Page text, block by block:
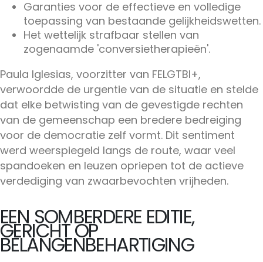
Garanties voor de effectieve en volledige
toepassing van bestaande gelijkheidswetten.
Het wettelijk strafbaar stellen van
zogenaamde 'conversietherapieën'.
Paula Iglesias, voorzitter van FELGTBI+,
verwoordde de urgentie van de situatie en stelde
dat elke betwisting van de gevestigde rechten
van de gemeenschap een bredere bedreiging
voor de democratie zelf vormt. Dit sentiment
werd weerspiegeld langs de route, waar veel
spandoeken en leuzen opriepen tot de actieve
verdediging van zwaarbevochten vrijheden.
EEN SOMBERDERE EDITIE,
GERICHT OP
BELANGENBEHARTIGING